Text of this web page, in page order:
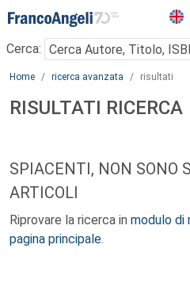
Menu
Cerca:
Main content
Home ricerca avanzata risultati
RISULTATI RICERCA
SPIACENTI, NON SONO
ARTICOLI
Riprovare la ricerca in modulo di
pagina principale.